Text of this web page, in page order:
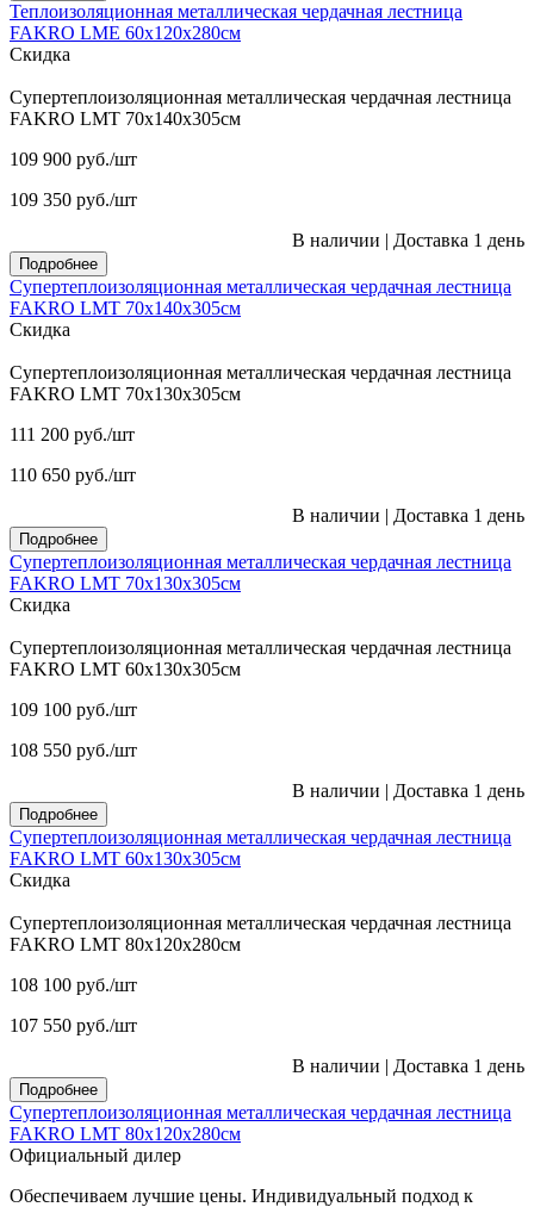
Теплоизоляционная металлическая чердачная лестница
FAKRO LME 60х120х280см
Скидка
Супертеплоизоляционная металлическая чердачная лестница
FAKRO LMT 70х140х305см
109 900 руб./шт
109 350 руб./шт
В наличии | Доставка 1 день
Подробнее
Супертеплоизоляционная металлическая чердачная лестница
FAKRO LMT 70х140х305см
Скидка
Супертеплоизоляционная металлическая чердачная лестница
FAKRO LMT 70х130х305см
111 200 руб./шт
110 650 руб./шт
В наличии | Доставка 1 день
Подробнее
Супертеплоизоляционная металлическая чердачная лестница
FAKRO LMT 70х130х305см
Скидка
Супертеплоизоляционная металлическая чердачная лестница
FAKRO LMT 60х130х305см
109 100 руб./шт
108 550 руб./шт
В наличии | Доставка 1 день
Подробнее
Супертеплоизоляционная металлическая чердачная лестница
FAKRO LMT 60х130х305см
Скидка
Супертеплоизоляционная металлическая чердачная лестница
FAKRO LMT 80х120х280см
108 100 руб./шт
107 550 руб./шт
В наличии | Доставка 1 день
Подробнее
Супертеплоизоляционная металлическая чердачная лестница
FAKRO LMT 80х120х280см
Официальный дилер
Обеспечиваем лучшие цены. Индивидуальный подход к